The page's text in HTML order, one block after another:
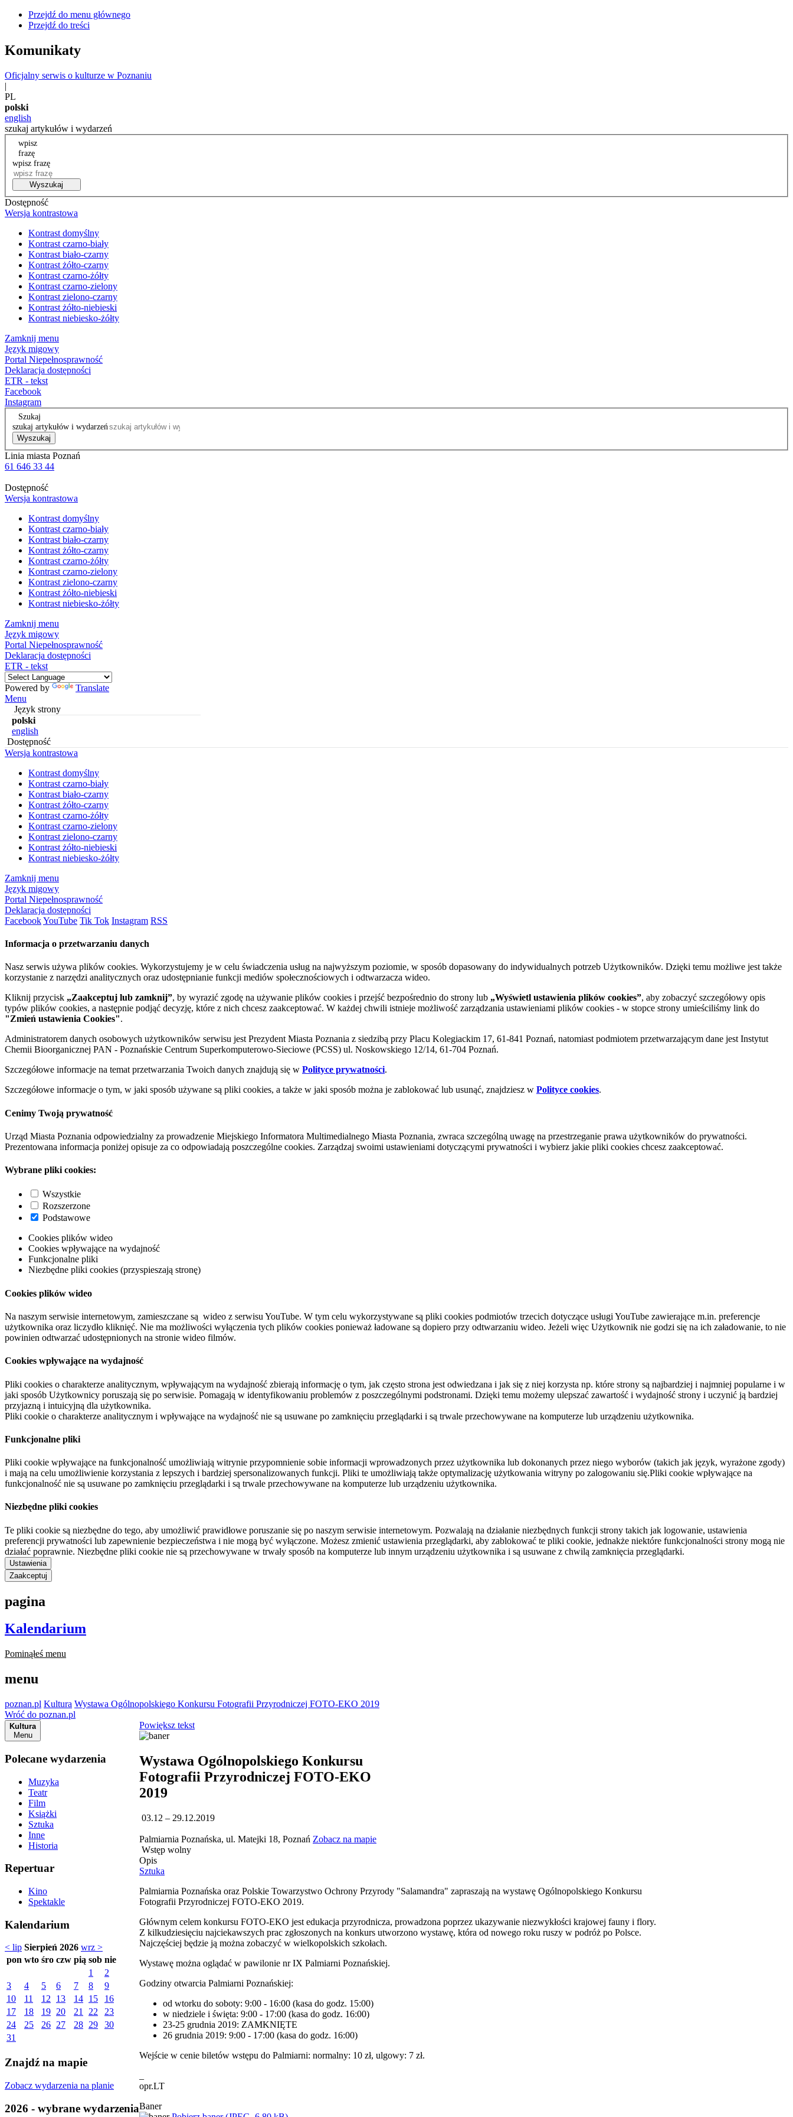
Przejdź do menu głównego
Przejdź do treści
Komunikaty
Oficjalny serwis o kulturze w Poznaniu
|
PL
polski
english
szukaj artykułów i wydarzeń
wpisz
frazę
wpisz frazę
Wyszukaj
Dostępność
Wersja kontrastowa
Kontrast domyślny
Kontrast czarno-biały
Kontrast biało-czarny
Kontrast żółto-czarny
Kontrast czarno-żółty
Kontrast czarno-zielony
Kontrast zielono-czarny
Kontrast żółto-niebieski
Kontrast niebiesko-żółty
Zamknij menu
Język migowy
Portal Niepełnosprawność
Deklaracja dostępności
ETR - tekst
Facebook
Instagram
Szukaj
szukaj artykułów i wydarzeń
Wyszukaj
Linia miasta Poznań
61 646 33 44
Dostępność
Wersja kontrastowa
Kontrast domyślny
Kontrast czarno-biały
Kontrast biało-czarny
Kontrast żółto-czarny
Kontrast czarno-żółty
Kontrast czarno-zielony
Kontrast zielono-czarny
Kontrast żółto-niebieski
Kontrast niebiesko-żółty
Zamknij menu
Język migowy
Portal Niepełnosprawność
Deklaracja dostępności
ETR - tekst
Powered by
Translate
Menu
Język strony
polski
english
Dostępność
Wersja kontrastowa
Kontrast domyślny
Kontrast czarno-biały
Kontrast biało-czarny
Kontrast żółto-czarny
Kontrast czarno-żółty
Kontrast czarno-zielony
Kontrast zielono-czarny
Kontrast żółto-niebieski
Kontrast niebiesko-żółty
Zamknij menu
Język migowy
Portal Niepełnosprawność
Deklaracja dostępności
FacebookYouTube Tik Tok Instagram RSS
Informacja o przetwarzaniu danych
Nasz serwis używa plików cookies. Wykorzystujemy je w celu świadczenia usług na najwyższym poziomie, w sposób dopasowany do indywidualnych potrzeb Użytkowników. Dzięki temu możliwe jest także
korzystanie z narzędzi analitycznych oraz udostępnianie funkcji mediów społecznościowych i odtwarzacza wideo.
Kliknij przycisk „Zaakceptuj lub zamknij”, by wyrazić zgodę na używanie plików cookies i przejść bezpośrednio do strony lub „Wyświetl ustawienia plików cookies”, aby zobaczyć szczegółowy opis
typów plików cookies, a następnie podjąć decyzję, które z nich chcesz zaakceptować. W każdej chwili istnieje możliwość zarządzania ustawieniami plików cookies - w stopce strony umieściliśmy link do
"Zmień ustawienia Cookies".
Administratorem danych osobowych użytkowników serwisu jest Prezydent Miasta Poznania z siedzibą przy Placu Kolegiackim 17, 61-841 Poznań, natomiast podmiotem przetwarzającym dane jest Instytut
Chemii Bioorganicznej PAN - Poznańskie Centrum Superkomputerowo-Sieciowe (PCSS) ul. Noskowskiego 12/14, 61-704 Poznań.
Szczegółowe informacje na temat przetwarzania Twoich danych znajdują się w Polityce prywatności.
Szczegółowe informacje o tym, w jaki sposób używane są pliki cookies, a także w jaki sposób można je zablokować lub usunąć, znajdziesz w Polityce cookies.
Cenimy Twoją prywatność
Urząd Miasta Poznania odpowiedzialny za prowadzenie Miejskiego Informatora Multimedialnego Miasta Poznania, zwraca szczególną uwagę na przestrzeganie prawa użytkowników do prywatności.
Prezentowana informacja poniżej opisuje za co odpowiadają poszczególne cookies. Zarządzaj swoimi ustawieniami dotyczącymi prywatności i wybierz jakie pliki cookies chcesz zaakceptować.
Wybrane pliki cookies:
Wszystkie
Rozszerzone
Podstawowe
Cookies plików wideo
Cookies wpływające na wydajność
Funkcjonalne pliki
Niezbędne pliki cookies (przyspieszają stronę)
Cookies plików wideo
Na naszym serwisie internetowym, zamieszczane są wideo z serwisu YouTube. W tym celu wykorzystywane są pliki cookies podmiotów trzecich dotyczące usługi YouTube zawierające m.in. preferencje
użytkownika oraz liczydło kliknięć. Nie ma możliwości wyłączenia tych plików cookies ponieważ ładowane są dopiero przy odtwarzaniu wideo. Jeżeli więc Użytkownik nie godzi się na ich załadowanie, to nie
powinien odtwarzać udostępnionych na stronie wideo filmów.
Cookies wpływające na wydajność
Pliki cookies o charakterze analitycznym, wpływającym na wydajność zbierają informację o tym, jak często strona jest odwiedzana i jak się z niej korzysta np. które strony są najbardziej i najmniej popularne i w
jaki sposób Użytkownicy poruszają się po serwisie. Pomagają w identyfikowaniu problemów z poszczególnymi podstronami. Dzięki temu możemy ulepszać zawartość i wydajność strony i uczynić ją bardziej
przyjazną i intuicyjną dla użytkownika.
Pliki cookie o charakterze analitycznym i wpływające na wydajność nie są usuwane po zamknięciu przeglądarki i są trwale przechowywane na komputerze lub urządzeniu użytkownika.
Funkcjonalne pliki
Pliki cookie wpływające na funkcjonalność umożliwiają witrynie przypomnienie sobie informacji wprowadzonych przez użytkownika lub dokonanych przez niego wyborów (takich jak język, wyrażone zgody)
i mają na celu umożliwienie korzystania z lepszych i bardziej spersonalizowanych funkcji. Pliki te umożliwiają także optymalizację użytkowania witryny po zalogowaniu się.Pliki cookie wpływające na
funkcjonalność nie są usuwane po zamknięciu przeglądarki i są trwale przechowywane na komputerze lub urządzeniu użytkownika.
Niezbędne pliki cookies
Te pliki cookie są niezbędne do tego, aby umożliwić prawidłowe poruszanie się po naszym serwisie internetowym. Pozwalają na działanie niezbędnych funkcji strony takich jak logowanie, ustawienia
preferencji prywatności lub zapewnienie bezpieczeństwa i nie mogą być wyłączone. Możesz zmienić ustawienia przeglądarki, aby zablokować te pliki cookie, jednakże niektóre funkcjonalności strony mogą nie
działać poprawnie. Niezbędne pliki cookie nie są przechowywane w trwały sposób na komputerze lub innym urządzeniu użytkownika i są usuwane z chwilą zamknięcia przeglądarki.
Ustawienia
Zaakceptuj
pagina
Kalendarium
Pominąłeś menu
menu
poznan.pl Kultura Wystawa Ogólnopolskiego Konkursu Fotografii Przyrodniczej FOTO-EKO 2019
Wróć do poznan.pl
Kultura
Menu
Polecane wydarzenia
Muzyka
Teatr
Film
Książki
Sztuka
Inne
Historia
Repertuar
Kino
Spektakle
Kalendarium
< lip Sierpień 2026 wrz >
pon wto śro czw pią sob nie
1
2
3
4 5 6 7 8
9
10
11 12 13 14 15
16
17
18 19 20 21 22
23
24
25 26 27 28 29
30
31
Znajdź na mapie
Zobacz wydarzenia na planie
2026 - wybrane wydarzenia
Powiększ tekst
Wystawa Ogólnopolskiego Konkursu
Fotografii Przyrodniczej FOTO-EKO
2019
03.12 – 29.12.2019
Palmiarnia Poznańska, ul. Matejki 18, Poznań Zobacz na mapie
Wstęp wolny
Opis
Sztuka
Palmiarnia Poznańska oraz Polskie Towarzystwo Ochrony Przyrody "Salamandra" zapraszają na wystawę Ogólnopolskiego Konkursu
Fotografii Przyrodniczej FOTO-EKO 2019.
Głównym celem konkursu FOTO-EKO jest edukacja przyrodnicza, prowadzona poprzez ukazywanie niezwykłości krajowej fauny i flory.
Z kilkudziesięciu najciekawszych prac zgłoszonych na konkurs utworzono wystawę, która od nowego roku ruszy w podróż po Polsce.
Najczęściej będzie ją można zobaczyć w wielkopolskich szkołach.
Wystawę można oglądać w pawilonie nr IX Palmiarni Poznańskiej.
Godziny otwarcia Palmiarni Poznańskiej:
od wtorku do soboty: 9:00 - 16:00 (kasa do godz. 15:00)
w niedziele i święta: 9:00 - 17:00 (kasa do godz. 16:00)
23-25 grudnia 2019: ZAMKNIĘTE
26 grudnia 2019: 9:00 - 17:00 (kasa do godz. 16:00)
Wejście w cenie biletów wstępu do Palmiarni: normalny: 10 zł, ulgowy: 7 zł.
opr.LT
Baner